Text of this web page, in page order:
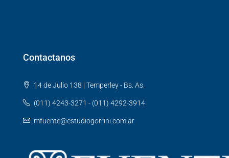
Contactanos
14 de Julio 138 | Temperley - Bs. As.
(011) 4243-3271 - (011) 4292-3914
mfuente@estudiogorrini.com.ar